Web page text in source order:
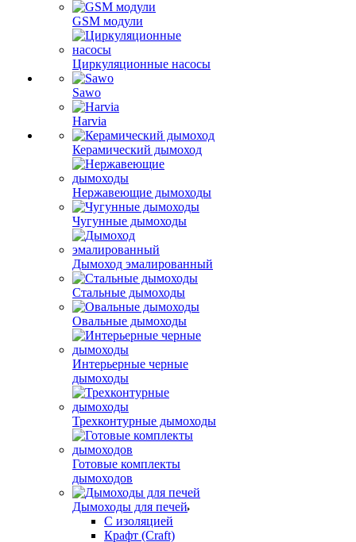
GSM модули
Циркуляционные насосы
Sawo
Harvia
Керамический дымоход
Нержавеющие дымоходы
Чугунные дымоходы
Дымоход эмалированный
Стальные дымоходы
Овальные дымоходы
Интерьерные черные
дымоходы
Трехконтурные дымоходы
Готовые комплекты
дымоходов
Дымоходы для печей
С изоляцией
Крафт (Craft)